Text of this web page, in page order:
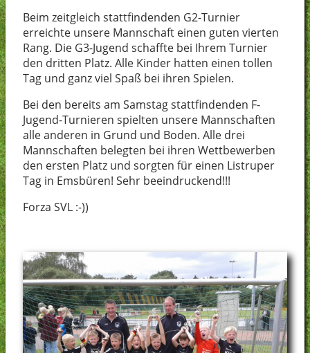
Beim zeitgleich stattfindenden G2-Turnier
erreichte unsere Mannschaft einen guten vierten
Rang. Die G3-Jugend schaffte bei Ihrem Turnier
den dritten Platz. Alle Kinder hatten einen tollen
Tag und ganz viel Spaß bei ihren Spielen.
Bei den bereits am Samstag stattfindenden F-
Jugend-Turnieren spielten unsere Mannschaften
alle anderen in Grund und Boden. Alle drei
Mannschaften belegten bei ihren Wettbewerben
den ersten Platz und sorgten für einen Listruper
Tag in Emsbüren! Sehr beeindruckend!!!
Forza SVL :-))